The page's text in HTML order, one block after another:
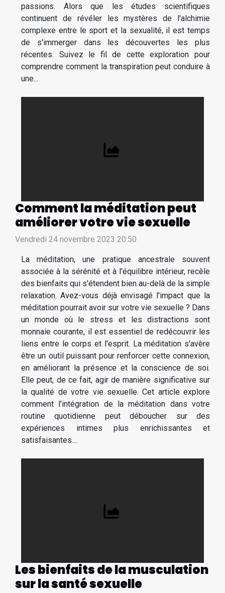
passions. Alors que les études scientifiques
continuent de révéler les mystères de l'alchimie
complexe entre le sport et la sexualité, il est temps
de s'immerger dans les découvertes les plus
récentes. Suivez le fil de cette exploration pour
comprendre comment la transpiration peut conduire à
une...
Comment la méditation peut
améliorer votre vie sexuelle
Vendredi 24 novembre 2023 20:50
La méditation, une pratique ancestrale souvent
associée à la sérénité et à l'équilibre intérieur, recèle
des bienfaits qui s'étendent bien au-delà de la simple
relaxation. Avez-vous déjà envisagé l'impact que la
méditation pourrait avoir sur votre vie sexuelle ? Dans
un monde où le stress et les distractions sont
monnaie courante, il est essentiel de redécouvrir les
liens entre le corps et l'esprit. La méditation s'avère
être un outil puissant pour renforcer cette connexion,
en améliorant la présence et la conscience de soi.
Elle peut, de ce fait, agir de manière significative sur
la qualité de votre vie sexuelle. Cet article explore
comment l'intégration de la méditation dans votre
routine quotidienne peut déboucher sur des
expériences intimes plus enrichissantes et
satisfaisantes....
Les bienfaits de la musculation
sur la santé sexuelle